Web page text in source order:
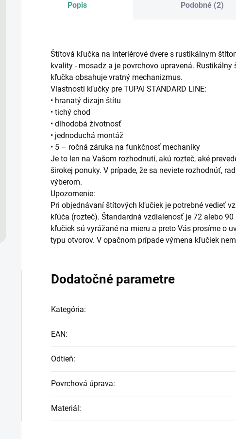
Popis Podobné (2)
Štítová kľučka na interiérové dvere s rustikálnym
kvality - mosadz a je povrchovo upravená.
kľučka obsahuje vratný mechanizmus.
Vlastnosti kľučky pre TUPAI STANDARD LINE:
• hranatý dizajn štítu
• tichý chod
• dlhodobá životnosť
• jednoduchá montáž
• 5 – ročná záruka na funkčnosť mechaniky
Je to len na Vašom rozhodnutí, akú rozteč, aké
širokej ponuky. V prípade, že sa neviete rozhodnúť,
výberom.
Upozornenie:
Pri objednávaní štítových kľučiek je potrebné vedieť
kľúča (rozteč). Štandardná vzdialenosť je 72 alebo
kľučiek sú vyrážané na mieru a preto Vás prosíme o
typu otvorov. V opačnom prípade výmena kľučiek
Dodatočné parametre
Kategória:
EAN:
Odtieň:
Povrchová úprava:
Materiál: